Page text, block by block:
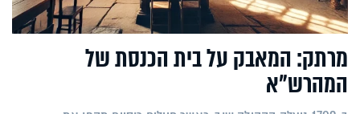
מרתק: המאבק על בית הכנסת של
המהרש"א